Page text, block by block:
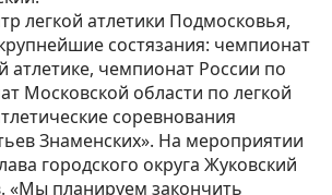
легкой атлетики Подмосковья,
состязания: чемпионат
атлетике, чемпионат России по
Московской области по легкой
соревнования
Знаменских». На мероприятии
городского округа Жуковский
планируем закончить